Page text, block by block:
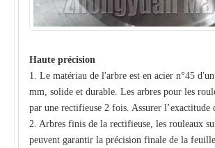
Haute précision
1. Le matériau de l'arbre est en acier n°45
mm, solide et durable. Les arbres pour les
par une rectifieuse 2 fois. Assurer l’exactitude
2. Arbres finis de la rectifieuse, les rouleaux
peuvent garantir la précision finale de la feuille.